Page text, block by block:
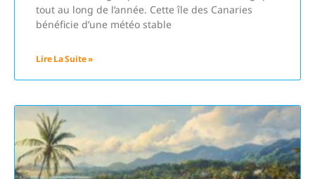
tout au long de l’année. Cette île des Canaries
bénéficie d’une météo stable
Lire La Suite »